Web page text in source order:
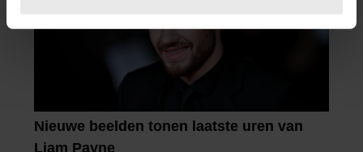
intrekken in de Cookieverklaring.
We gebruiken cookies om content en advertenties te
personaliseren, om functies voor social media te bieden
informatie over uw gebruik van onze site met onze
partners voor social media, adverteren en analyse. Deze